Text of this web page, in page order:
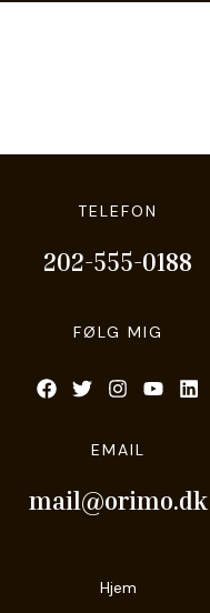
TELEFON
202-555-0188
FØLG MIG
EMAIL
mail@orimo.dk
Hjem